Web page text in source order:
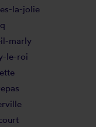
la-jolie
marly
le-roi